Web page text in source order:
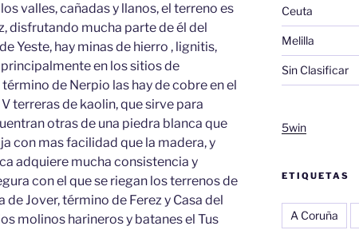
valles, cañadas y llanos, el terreno es
disfrutando mucha parte de él del
Yeste, hay minas de hierro , lignitis,
en los sitios de
término de Nerpio las hay de cobre en el
terreras de kaolin, que sirve para
otras de una piedra blanca que
con mas facilidad que la madera, y
adquiere mucha consistencia y
con el que se riegan los terrenos de
de Jover, término de Ferez y Casa del
molinos harineros y batanes el Tus
Ceuta
Melilla
Sin Clasificar
5win
ETIQUETAS
A Coruña